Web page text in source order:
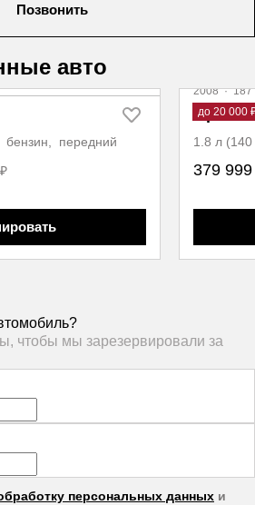
Позвонить
авто
передний
до 20 000
2008·187
Opel
1.8 л
379
чтобы мы зарезервировали за
персональных данных и